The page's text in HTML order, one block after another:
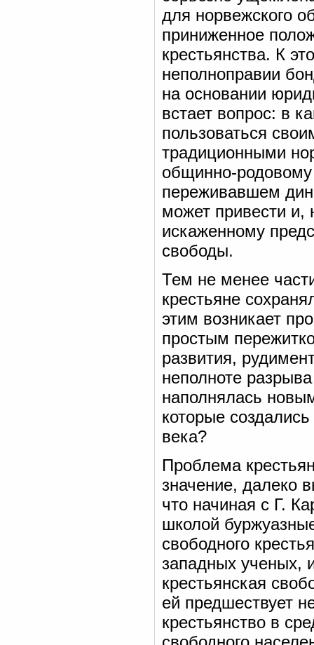
для норвежского
приниженное
крестьянства. К
неполноправии
на основании
встает вопрос: в
пользоваться
традиционными
общинно-
переживавшем
может привести и,
искаженному
свободы.
Тем не менее
крестьяне
этим возникает
простым
развития,
неполноте
наполнялась
которые
века?
Проблема
значение, далеко
что начиная с Г.
школой
свободного
западных ученых,
крестьянская
ей предшествует
крестьянство в